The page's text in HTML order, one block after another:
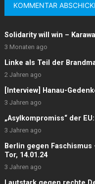
Solidarity will win –
3 Monaten ago
Linke als Teil der
2 Jahren ago
[Interview] Hanau-
3 Jahren ago
„Asylkompromiss“ der
3 Jahren ago
Berlin gegen
Tor, 14.01.24
3 Jahren ago